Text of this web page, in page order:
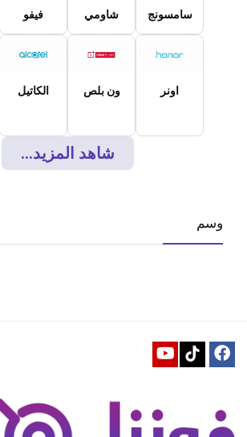
سامسونج شاومي فيفو
اونر ون بلص الكاتيل
شاهد المزيد...
وسم